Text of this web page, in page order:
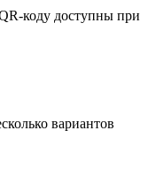
коду доступны при
вариантов